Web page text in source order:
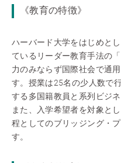
《教育の特徴》
ハーバード大学をはじめと
ているリーダー教育手法の
力のみならず国際社会で通
す。授業は25名の少人数で
する多国籍教員と系列ビジ
また、入学希望者を対象と
程としてのブリッジング・
す。